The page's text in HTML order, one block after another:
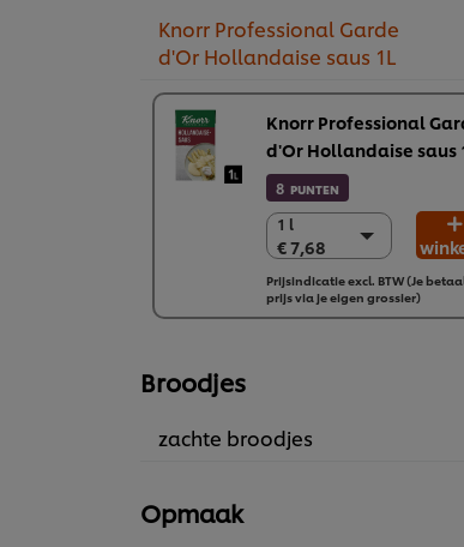
Knorr Professional Garde
d'Or Hollandaise saus 1L
Knorr Professional
d'Or Hollandaise saus
8 PUNTEN
1 l
€ 7,68
1 l
€ 7,68
6 x 1 L
€ 46,10
Prijsindicatie excl. BTW (Je
prijs via je eigen grossier)
Broodjes
zachte broodjes
Opmaak